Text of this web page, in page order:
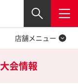
閉じる
店舗メニュー
大会情報